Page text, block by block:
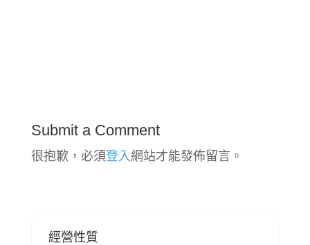
Submit a Comment
很抱歉，必須登入 網站才能發佈留言。
經營性質